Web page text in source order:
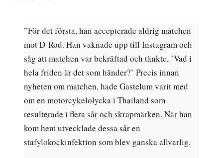
”För det första, han accepterade aldrig matchen
mot D-Rod. Han vaknade upp till Instagram och
såg att matchen var bekräftad och tänkte, ’Vad i
hela friden är det som händer?’ Precis innan
nyheten om matchen, hade Gastelum varit med
om en motorcykelolycka i Thailand som
resulterade i flera sår och skrapmärken. När han
kom hem utvecklade dessa sår en
stafylokockinfektion som blev ganska allvarlig.